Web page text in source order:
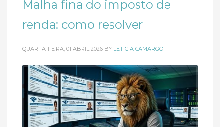
Malha fina do imposto de
renda: como resolver
QUARTA-FEIRA, 01 ABRIL 2026 BY LETICIA CAMARGO